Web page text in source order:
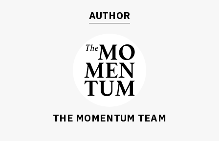
AUTHOR
THE MOMENTUM TEAM